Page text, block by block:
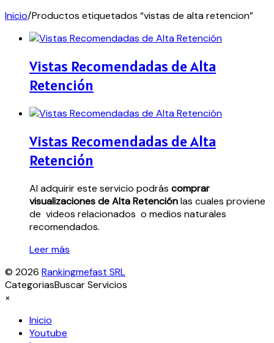
Inicio/Productos etiquetados “vistas de alta retencion”
Vistas Recomendadas de Alta
Retención
Vistas Recomendadas de Alta
Retención
Al adquirir este servicio podrás comprar
visualizaciones de Alta Retenciónlas cuales proviene
de videos relacionados o medios naturales
recomendados.
Leer más
© 2026 Rankingmefast SRL
CategoriasBuscar Servicios
×
Inicio
Youtube